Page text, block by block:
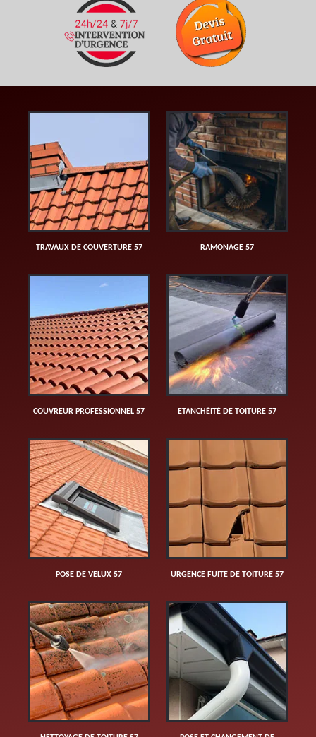
TRAVAUX DE COUVERTURE 57 RAMONAGE 57
COUVREUR PROFESSIONNEL 57 ETANCHÉITÉ DE TOITURE 57
POSE DE VELUX 57 URGENCE FUITE DE TOITURE 57